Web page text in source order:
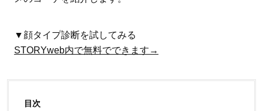
▼顔タイプ診断を試してみる
STORYweb内で無料でできます→
目次